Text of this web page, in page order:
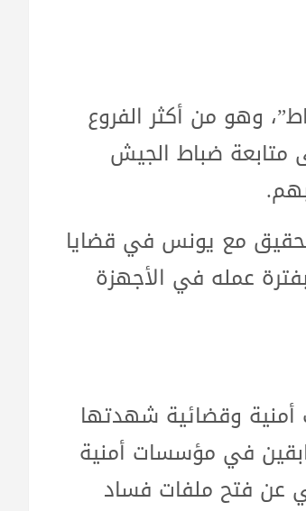
الفرع 293 “شؤون الضباط”، وهو من أكثر الفروع
متابعة ضباط الجيش
مع يونس في قضايا
عمله في الأجهزة
وقضائية شهدتها
في مؤسسات أمنية
عن فتح ملفات فساد